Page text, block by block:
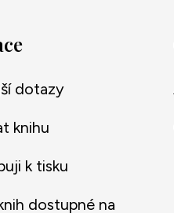
dotazy
knihu
k tisku
dostupné na